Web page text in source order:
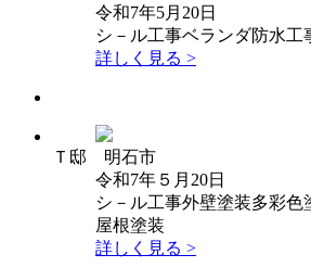
令和7年5月20日
シ－ル工事ベランダ防水工
詳しく見る >
Ｔ邸 明石市
令和7年５月20日
シ－ル工事外壁塗装多彩色
屋根塗装
詳しく見る >